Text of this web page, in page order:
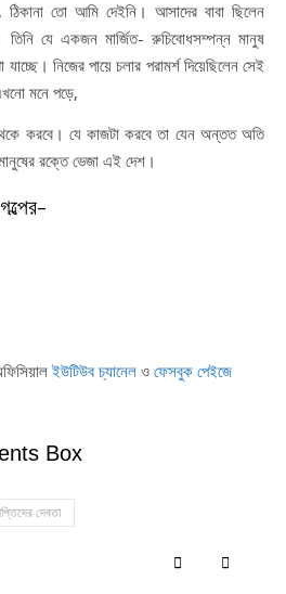
তো আমি দেইনি। আসাদের বাবা ছিলেন
যে একজন মার্জিত- রুচিবোধসম্পন্ন মানুষ
যাচ্ছে। নিজের পায়ে চলার পরামর্শ দিয়েছিলেন সেই
মনে পড়ে,
করবে। যে কাজটা করবে তা যেন অন্তত অতি
রক্তে ভেজা এই দেশ।
ইউটিউব চ্যানেল ও ফেসবুক পেইজে
Box
দেবতা